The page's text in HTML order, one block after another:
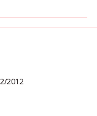
2012